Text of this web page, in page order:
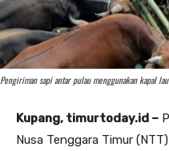
Pengiriman sapi antar pulau menggunakan kapal
Kupang, timurtoday.id –
Nusa Tenggara Timur